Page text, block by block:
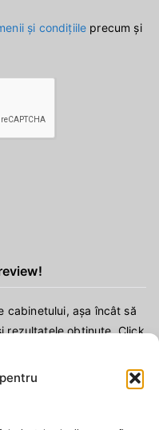
și condițiile precum și
cabinetului, așa încât să
rezultatele obținute. Click